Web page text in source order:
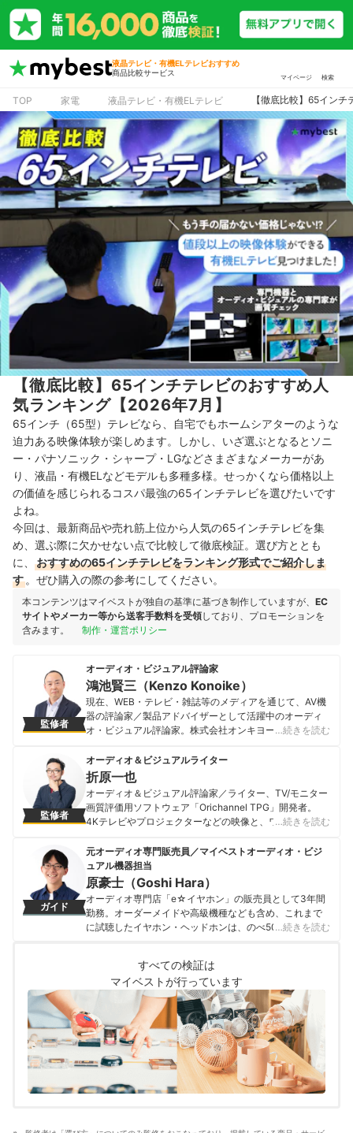
液晶テレビ・有機ELテレビおすすめ
商品比較サービス
マイページ 検索
TOP 家電 液晶テレビ・有機ELテレビ 【徹底比較】65イン
【徹底比較】65インチテレビのおすすめ人
気ランキング【2026年7月】
65インチ（65型）テレビなら、自宅でもホームシアターのような
迫力ある映像体験が楽しめます。 しかし、 いざ選ぶとなるとソニ
ー・パナソニック・シャープ・LGなどさまざまなメーカーがあ
り、 液晶・有機ELなどモデルも多種多様。 せっかくなら価格以上
の価値を感じられるコスパ最強の65インチテレビを選びたいです
よね。
今回は、最新商品や売れ筋上位から人気の65インチテレビを集
め、選ぶ際に欠かせない点で比較して徹底検証。選び方ととも
に、
おすすめの65インチテレビをランキング形式でご紹介しま
す 。ぜひ購入の際の参考にしてください。
本コンテンツはマイベストが独自の基準に基づき制作していますが、 EC
サイトやメーカー等から送客手数料を受領しており、プロモーションを
含みます。
制作・運営ポリシー
監修者
オーディオ・ビジュアル評論家
鴻池賢三（Kenzo Konoike）
現在、WEB・テレビ・雑誌等のメディアを通じて、AV機
器の評論家／製品アドバイザーとして活躍中のオーディ
オ・ビジュアル評論家。株式会社オンキヨーにてAV機器
ICを手がけるベンチャー企業を経て独立。 その後「ディ
ー・エー・シー ジャパン」を設立し、AV機器関連企業
の商品企画コンサルティングや、商業施設から個人のホ
ームシアターまで、AVの視点から空間の提案やアドバイ
スなども手がける。 2009年からは、日本オーディオ協会
「デジタルホームシアター普及委員会」映像環境WG主
査、そして同委員会の諮問委員も務めた(～2020年)。
2010年より、ビジュアルグランプリ審査員（主催: 音元
出版） 【主な資格】 米ISF認定映像エンジニア。米THX
認定ホームシアターデザイナー。一般財団法人家電製品
協会認定家電製品総合アドバイザー。
鴻池賢三（Kenzo Konoike）のプロフィール
…続きを読む
監修者
オーディオ＆ビジュアルライター
折原一也
オーディオ＆ビジュアル評論家／ライター、TV/モニター
画質評価用ソフトウェア「Orichannel TPG」開発者。
4Kテレビやプロジェクターなどの映像と、ワイヤレスイ
どの音が専門。雑誌やWEBなど出版業界で活動歴20年以
上で、画質と音質の専門家として3000製品以上をテスト
してレビュー。 執筆媒体はオーディオ＆ビジュアル専門
サイトPhileweb、モノ・トレンド誌の日経トレンディ、
家電批評、MONOQLO、グッズプレス、＆GP、価
格.comマガジンなど多数。テレビ番組のオーディオ＆ビ
ジュアルコーナーの監修や出演も。 2009年より高画質・
ュアル機器を、家電量販店等の投票と共に選出する
VGP（ビジュアルグランプリ）審査員を務めている。 オ
ーディオ＆ビジュアル関連のガジェットをレビューする
YouTubeチャンネル「オリチャンネル」も運営中。
折原一也のプロフィール
…続きを読む
ガイド
元オーディオ専門販売員／マイベストオーディオ・ビジ
ュアル機器担当
原豪士（Goshi Hara）
オーディオ専門店「e☆イヤホン」の販売員として3年間
勤務。オーダーメイドや高級機種なども含め、これまで
に試聴したイヤホン・ヘッドホンは、のべ500種類を超
持っている。 その後、2023年にmybestへ入社し、豊富
な知識を活かしてオーディオ・ビジュアル機器のガイド
を担当。「顧客のニーズを真摯に考えて提案する」をモ
ットーに、ユーザーに寄り添った企画・コンテンツ制作
を日々行っている。
原豪士（Goshi Hara）のプロフィール
…続きを読む
すべての検証は
マイベストが行っています